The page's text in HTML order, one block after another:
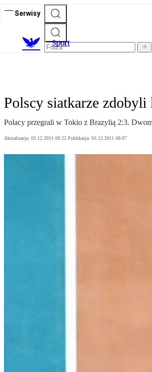
Serwisy
Sport
Polscy siatkarze
Polacy przegrali w Tokio z Brazylią 2:3.
Aktualizacja: 03.12.2011 09:22 Publikacja: 03.12.2011 08:07